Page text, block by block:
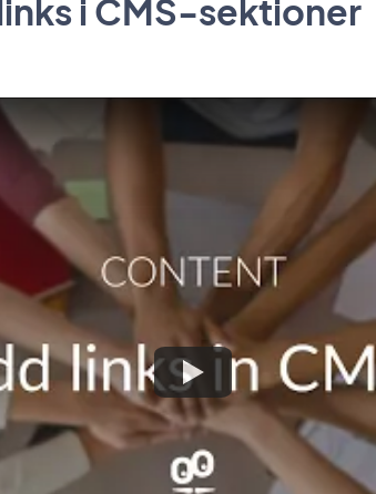
i CMS-sektioner